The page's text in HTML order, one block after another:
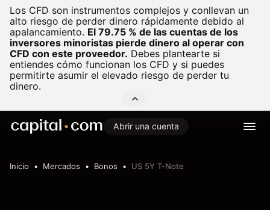
Los CFD son instrumentos complejos y conllevan un
alto riesgo de perder dinero rápidamente debido al
apalancamiento. El 79.75 % de las cuentas de los
inversores minoristas pierde dinero al operar con
CFD con este proveedor. Debes plantearte si
entiendes cómo funcionan los CFD y si puedes
permitirte asumir el elevado riesgo de perder tu
dinero.
Abrir una cuenta
Inicio Mercados Bonos US 5Y T-Note